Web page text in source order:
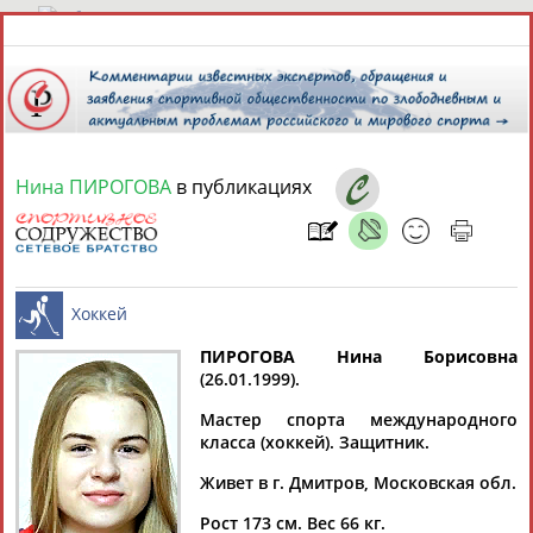
8 августа 2026 года,10:20
1персона
Нина
ПИРОГОВА
Ваш запрос: "Нина ПИРОГОВА"
Нина ПИРОГОВА в публикациях
Хоккей
ПИРОГОВА Нина Борисовна
(26.01.1999).
Мастер спорта международного
класса (хоккей). Защитник.
Живет в г. Дмитров, Московская обл.
Рост 173 см. Вес 66 кг.